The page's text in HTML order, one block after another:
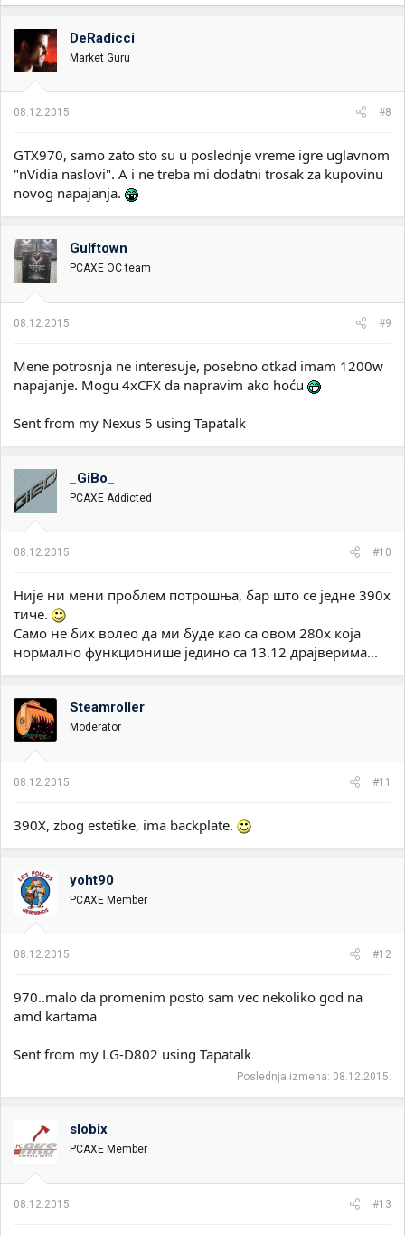
DeRadicci
Market Guru
08.12.2015. #8
GTX970, samo zato sto su u poslednje vreme igre uglavnom
"nVidia naslovi". A i ne treba mi dodatni trosak za kupovinu
novog napajanja.
Gulftown
PCAXE OC team
08.12.2015. #9
Mene potrosnja ne interesuje, posebno otkad imam 1200w
napajanje. Mogu 4xCFX da napravim ako hoću
Sent from my Nexus 5 using Tapatalk
_GiBo_
PCAXE Addicted
08.12.2015. #10
Није ни мени проблем потрошња, бар што се једне 390х
тиче.
Само не бих волео да ми буде као са овом 280х која
нормално функционише једино са 13.12 драјверима...
Steamroller
Moderator
08.12.2015. #11
390X, zbog estetike, ima backplate.
yoht90
PCAXE Member
08.12.2015. #12
970..malo da promenim posto sam vec nekoliko god na
amd kartama
Sent from my LG-D802 using Tapatalk
Poslednja izmena: 08.12.2015.
slobix
PCAXE Member
08.12.2015. #13